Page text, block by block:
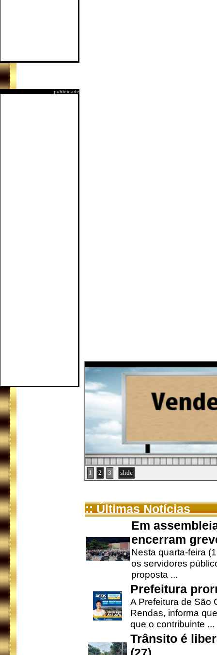
publicidade
1 2 3 slide
:: Últimas Notícias
Em
encerram
Nesta quarta-feira
os servidores
proposta ...
Prefeitura
A Prefeitura de São
Rendas, informa
que o contribuinte ...
Trânsito é